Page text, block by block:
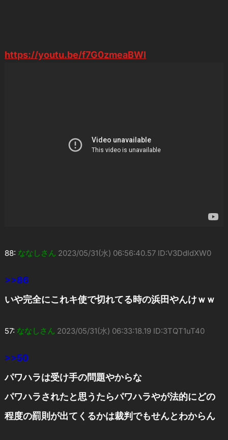
https://youtu.be/f7G0zmeaBWI
88: ななしさん 2023/05/31(水) 06:56:40.57 ID:V3DdldXW0
>>86
いや完全にこれキ使で切れてる時の浜田やんけｗｗ
57: ななしさん 2023/05/31(水) 06:33:18.19 ID:3TQT1uT40
>>50
パワハラは受け手の問題やからな
パワハラされたと思うたらパワハラやが法的にどの
程度の罰則が出てくるかは裁判でもせんとわからん